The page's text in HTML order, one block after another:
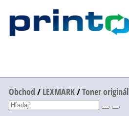
Obchod / LEXMARK/Toner originál